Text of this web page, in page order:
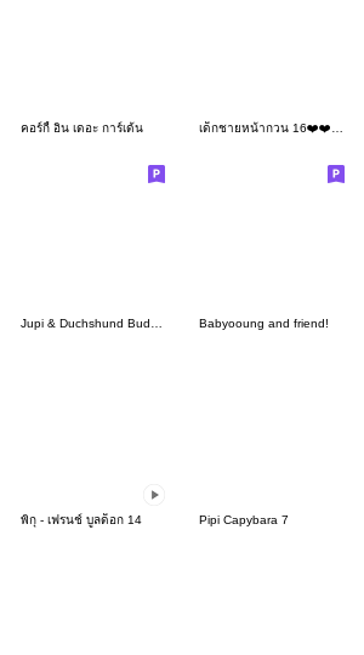
คอร์กี้ อิน เดอะ การ์เด้น
Jupi & Duchshund Buddies Babyooung and friend!
พิกุ - เฟรนช์ บูลด็อก 14 Pipi Capybara 7